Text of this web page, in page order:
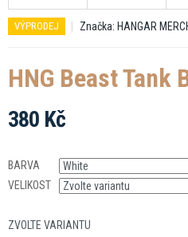
VÝPRODEJ Značka: HANGAR
HNG Beast Tank
380 Kč
cena:
BARVA
VELIKOST
ZVOLTE VARIANTU